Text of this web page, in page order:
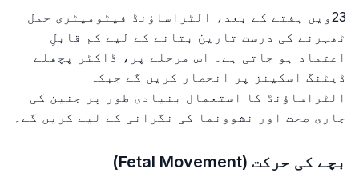
23ویں ہفتے کے بعد، الٹراساؤنڈ فیٹومیٹری حمل
ٹھہرنے کی درست تاریخ بتانے کے لیے کم قابلِ
اعتماد ہو جاتی ہے۔ اس مرحلے پر، ڈاکٹر پچھلے
ڈیٹنگ اسکینز پر انحصار کریں گے جبکہ
الٹراساؤنڈ کا استعمال بنیادی طور پر جنین کی
جاری صحت اور نشوونما کی نگرانی کے لیے کریں گے۔
بچے کی حرکت (Fetal Movement)